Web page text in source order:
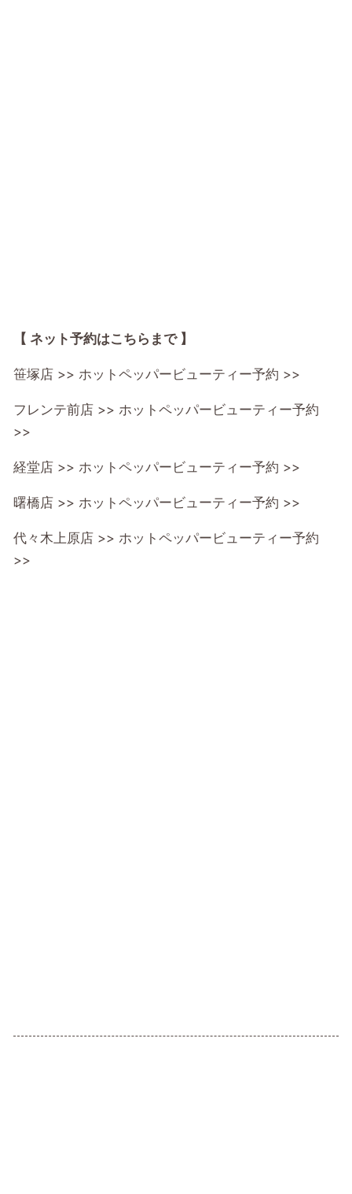
【 ネット予約はこちらまで 】
笹塚店 >> ホットペッパービューティー予約 >>
フレンテ前店 >> ホットペッパービューティー予約
>>
経堂店 >> ホットペッパービューティー予約 >>
曙橋店 >> ホットペッパービューティー予約 >>
代々木上原店 >> ホットペッパービューティー予約
>>